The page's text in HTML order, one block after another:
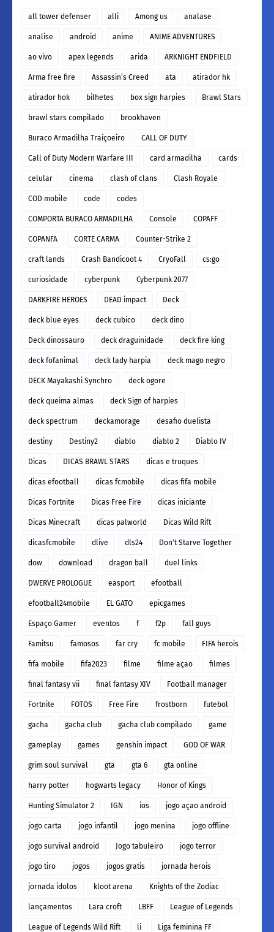
all tower defenser alli Among us analase
analise android anime ANIME ADVENTURES
ao vivo apex legends arida ARKNIGHT ENDFIELD
Arma free fire Assassin’s Creed ata atirador hk
atirador hok bilhetes box sign harpies Brawl Stars
brawl stars compilado brookhaven
Buraco Armadilha Traiçoeiro CALL OF DUTY
Call of Duty Modern Warfare III card armadilha cards
celular cinema clash of clans Clash Royale
COD mobile code codes
COMPORTA BURACO ARMADILHA Console COPAFF
COPANFA CORTE CARMA Counter-Strike 2
craft lands Crash Bandicoot 4 CryoFall cs:go
curiosidade cyberpunk Cyberpunk 2077
DARKFIRE HEROES DEAD impact Deck
deck blue eyes deck cubico deck dino
Deck dinossauro deck draguinidade deck fire king
deck fofanimal deck lady harpia deck mago negro
DECK Mayakashi Synchro deck ogore
deck queima almas deck Sign of harpies
deck spectrum deckamorage desafio duelista
destiny Destiny2 diablo diablo 2 Diablo IV
Dicas DICAS BRAWL STARS dicas e truques
dicas efootball dicas fcmobile dicas fifa mobile
Dicas Fortnite Dicas Free Fire dicas iniciante
Dicas Minecraft dicas palworld Dicas Wild Rift
dicasfcmobile dlive dls24 Don't Starve Together
dow download dragon ball duel links
DWERVE PROLOGUE easport efootball
efootball24mobile EL GATO epicgames
Espaço Gamer eventos f f2p fall guys
Famitsu famosos far cry fc mobile FIFA herois
fifa mobile fifa2023 filme filme açao filmes
final fantasy vii final fantasy XIV Football manager
Fortnite FOTOS Free Fire frostborn futebol
gacha gacha club gacha club compilado game
gameplay games genshin impact GOD OF WAR
grim soul survival gta gta 6 gta online
harry potter hogwarts legacy Honor of Kings
Hunting Simulator 2 IGN ios jogo açao android
jogo carta jogo infantil jogo menina jogo offline
jogo survival android Jogo tabuleiro jogo terror
jogo tiro jogos jogos gratis jornada herois
jornada idolos kloot arena Knights of the Zodiac
lançamentos Lara croft LBFF League of Legends
League of Legends Wild Rift li Liga feminina FF